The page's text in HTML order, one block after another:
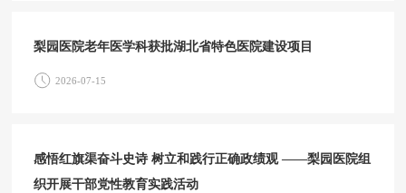
梨园医院老年医学科获批湖北省特色医院建设项目
2026-07-15
感悟红旗渠奋斗史诗 树立和践行正确政绩观 ——梨园医院组
织开展干部党性教育实践活动